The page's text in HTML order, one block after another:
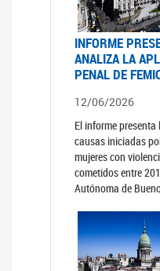
INFORME
ANALIZA LA
PENAL DE
12/06/2026
El informe
causas iniciadas
mujeres con
cometidos entre
Autónoma de